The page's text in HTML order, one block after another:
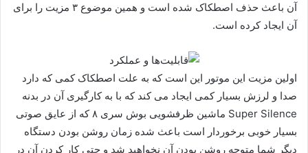
آن باعث حذف اصطکاک شده است و همین موضوع ۳ مزیت را برای
آن ایجاد کرده است.
اولین مزیت این موتور این است که به علت اصطکاک کمی که دارد
صدا و لرزش بسیار کمی ایجاد می کند که با به کارگیری آن در بدنه
Super Silence ماشین‌ ظرفشویی بوش سری ۸ که از عایق صوتی
بسیار خوبی برخوردار است باعث شده زمان روشن بودن دستگاه
دیگر شما متوجه روشن بودن آن نخواهید شد و حتی کار کردن آن در